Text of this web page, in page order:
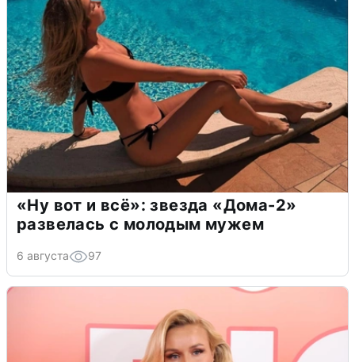
«Ну вот и всё»: звезда «Дома-2»
развелась с молодым мужем
6 августа 97